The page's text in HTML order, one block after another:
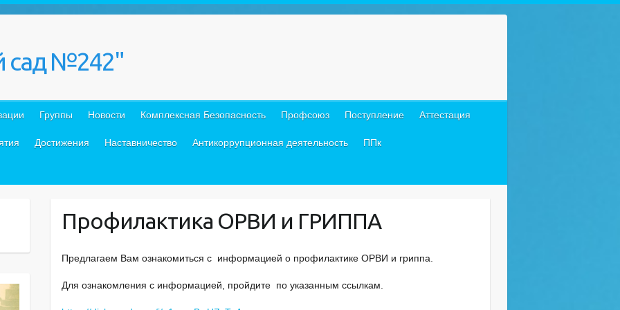
сад №242"
Группы Новости Комплексная Безопасность Профсоюз Поступление Аттестация
Достижения Наставничество Антикоррупционная деятельность ППк
Профилактика ОРВИ и ГРИППА
Предлагаем Вам ознакомиться с информацией о профилактике ОРВИ и гриппа.
Для ознакомления с информацией, пройдите по указанным ссылкам.